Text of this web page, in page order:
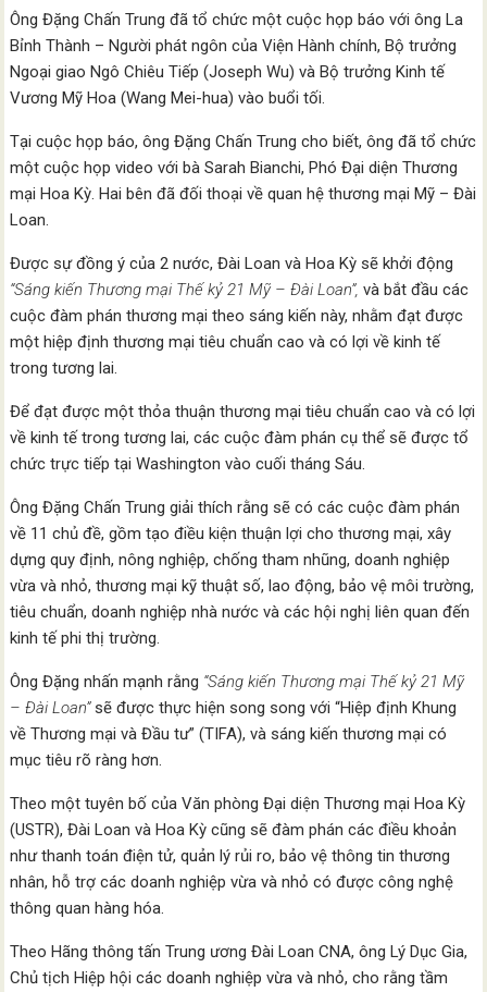
Ông Đặng Chấn Trung đã tổ chức một cuộc họp báo với ông La
Bỉnh Thành – Người phát ngôn của Viện Hành chính, Bộ trưởng
Ngoại giao Ngô Chiêu Tiếp (Joseph Wu) và Bộ trưởng Kinh tế
Vương Mỹ Hoa (Wang Mei-hua) vào buổi tối.
Tại cuộc họp báo, ông Đặng Chấn Trung cho biết, ông đã tổ chức
một cuộc họp video với bà Sarah Bianchi, Phó Đại diện Thương
mại Hoa Kỳ. Hai bên đã đối thoại về quan hệ thương mại Mỹ – Đài
Loan.
Được sự đồng ý của 2 nước, Đài Loan và Hoa Kỳ sẽ khởi động
“Sáng kiến ​​Thương mại Thế kỷ 21 Mỹ – Đài Loan”, và bắt đầu các
cuộc đàm phán thương mại theo sáng kiến ​​này, nhằm đạt được
một hiệp định thương mại tiêu chuẩn cao và có lợi về kinh tế
trong tương lai.
Để đạt được một thỏa thuận thương mại tiêu chuẩn cao và có lợi
về kinh tế trong tương lai, các cuộc đàm phán cụ thể sẽ được tổ
chức trực tiếp tại Washington vào cuối tháng Sáu.
Ông Đặng Chấn Trung giải thích rằng sẽ có các cuộc đàm phán
về 11 chủ đề, gồm tạo điều kiện thuận lợi cho thương mại, xây
dựng quy định, nông nghiệp, chống tham nhũng, doanh nghiệp
vừa và nhỏ, thương mại kỹ thuật số, lao động, bảo vệ môi trường,
tiêu chuẩn, doanh nghiệp nhà nước và các hội nghị liên quan đến
kinh tế phi thị trường.
Ông Đặng nhấn mạnh rằng “Sáng kiến ​​Thương mại Thế kỷ 21 Mỹ
– Đài Loan”sẽ được thực hiện song song với “Hiệp định Khung
về Thương mại và Đầu tư” (TIFA), và sáng kiến ​​thương mại có
mục tiêu rõ ràng hơn.
Theo một tuyên bố của Văn phòng Đại diện Thương mại Hoa Kỳ
(USTR), Đài Loan và Hoa Kỳ cũng sẽ đàm phán các điều khoản
như thanh toán điện tử, quản lý rủi ro, bảo vệ thông tin thương
nhân, hỗ trợ các doanh nghiệp vừa và nhỏ có được công nghệ
thông quan hàng hóa.
Theo Hãng thông tấn Trung ương Đài Loan CNA, ông Lý Dục Gia,
Chủ tịch Hiệp hội các doanh nghiệp vừa và nhỏ, cho rằng tầm